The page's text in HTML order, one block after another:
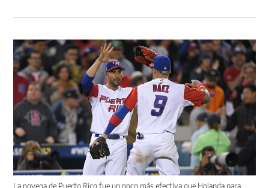
La novena de Puerto Rico fue un poco más efectiva que Holanda para